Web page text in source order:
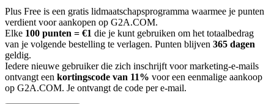
Plus Free is een gratis lidmaatschapsprogramma waarmee je punten
verdient voor aankopen op G2A.COM.
Elke 100 punten = €1 die je kunt gebruiken om het totaalbedrag
van je volgende bestelling te verlagen. Punten blijven 365 dagen
geldig.
Iedere nieuwe gebruiker die zich inschrijft voor marketing-e-mails
ontvangt een kortingscode van 11% voor een eenmalige aankoop
op G2A.COM. Je ontvangt de code per e-mail.